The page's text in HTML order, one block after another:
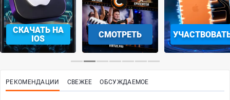
СКАЧАТЬ НА
IOS
СМОТРЕТЬ
РЕКОМЕНДАЦИИ СВЕЖЕЕ ОБСУЖДАЕМОЕ